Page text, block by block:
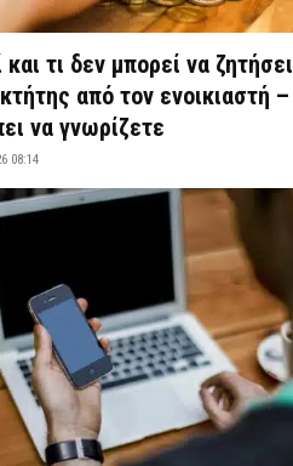
και τι δεν μπορεί να ζητήσει
από τον ενοικιαστή –
να γνωρίζετε
08:14